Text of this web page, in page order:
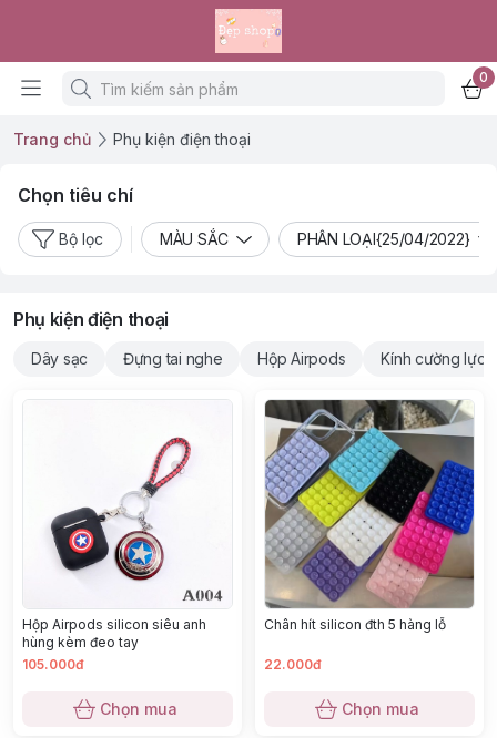
0
Trang chủ Phụ kiện điện thoại
Chọn tiêu chí
Bộ lọc MÀU SẮC PHÂN LOẠI{25/04/2022}
Phụ kiện điện thoại
Dây sạc Đựng tai nghe Hộp Airpods Kính cường lực
Hộp Airpods silicon siêu anh
hùng kèm đeo tay
105.000đ
Chọn mua
Chân hít silicon đth 5 hàng lỗ
22.000đ
Chọn mua